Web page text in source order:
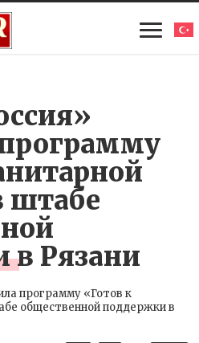
штабе
в Рязани